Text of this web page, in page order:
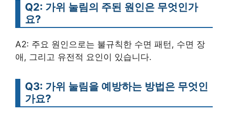
Q2: 가위 눌림의 주된 원인은 무엇인가
요?
A2: 주요 원인으로는 불규칙한 수면 패턴, 수면 장
애, 그리고 유전적 요인이 있습니다.
Q3: 가위 눌림을 예방하는 방법은 무엇인
가요?